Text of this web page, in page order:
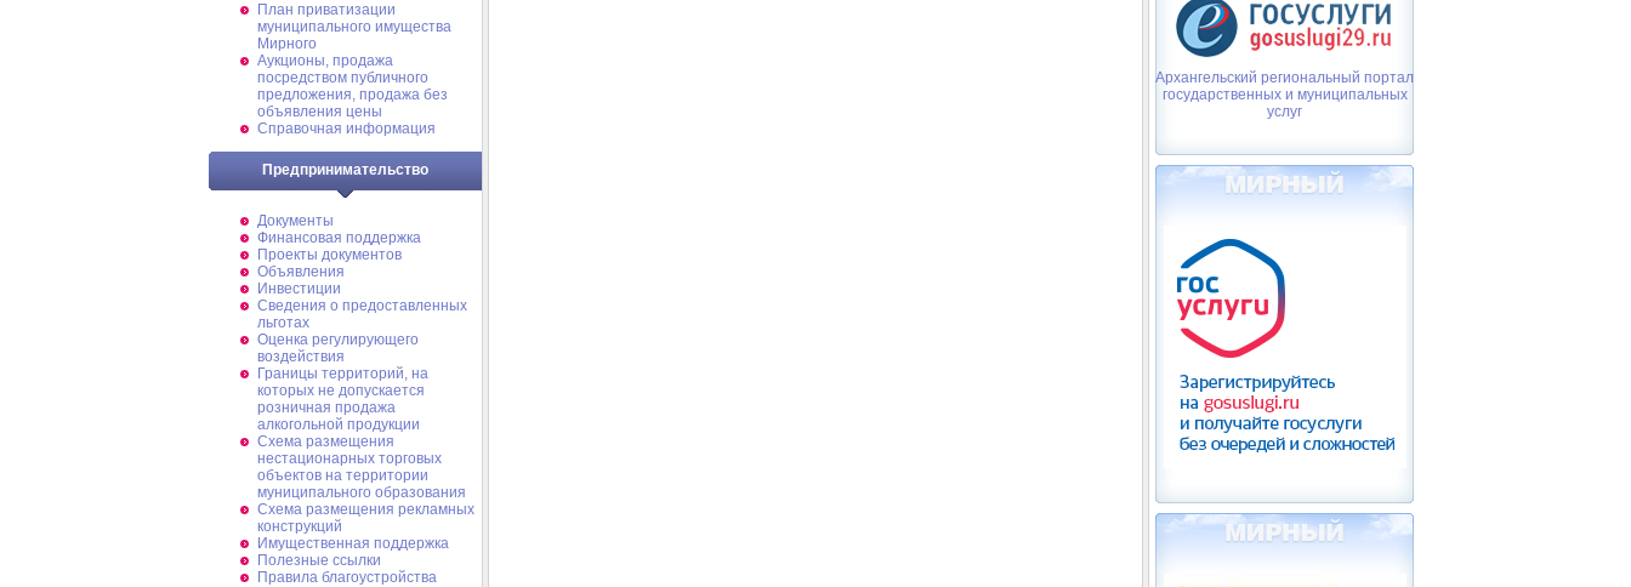
План приватизации
муниципального имущества
Мирного
Аукционы, продажа
посредством публичного
предложения, продажа без
объявления цены
Справочная информация
Предпринимательство
Документы
Финансовая поддержка
Проекты документов
Объявления
Инвестиции
Сведения о предоставленных
льготах
Оценка регулирующего
воздействия
Границы территорий, на
которых не допускается
розничная продажа
алкогольной продукции
Схема размещения
нестационарных торговых
объектов на территории
муниципального образования
Схема размещения рекламных
конструкций
Имущественная поддержка
Полезные ссылки
Правила благоустройства
Архангельский региональный портал
государственных и муниципальных
услуг